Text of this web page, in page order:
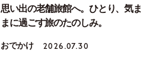
思い出の老舗旅館へ。ひとり、気ま
まに過ごす旅のたのしみ。
おでかけ 2026.07.30